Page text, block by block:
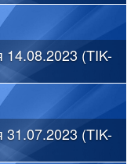
14.08.2023 (TIK-
31.07.2023 (TIK-